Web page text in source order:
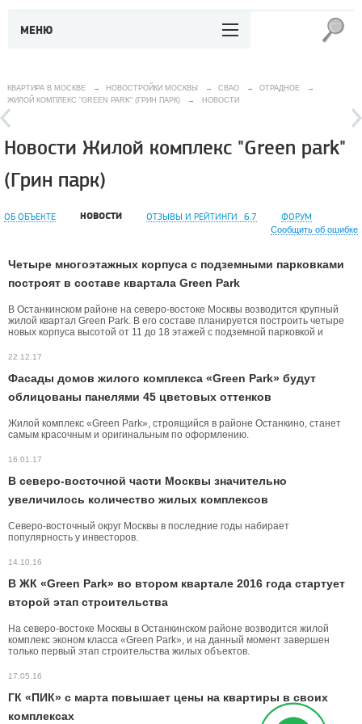
МЕНЮ
КВАРТИРА В МОСКВЕ → НОВОСТРОЙКИ МОСКВЫ → СВАО → ОТРАДНОЕ
→
ЖИЛОЙ КОМПЛЕКС "GREEN PARK" (ГРИН ПАРК)
→ НОВОСТИ
Новости Жилой комплекс "Green park"
(Грин парк)
ОБ ОБЪЕКТЕ НОВОСТИ ОТЗЫВЫ И РЕЙТИНГИ 6.7 ФОРУМ
Сообщить об ошибке
Четыре многоэтажных корпуса с подземными парковками
построят в составе квартала Green Park
В Останкинском районе на северо-востоке Москвы возводится крупный
жилой квартал Green Park. В его составе планируется построить четыре
новых корпуса высотой от 11 до 18 этажей с подземной парковкой и
22.12.17
Фасады домов жилого комплекса «Green Park» будут
облицованы панелями 45 цветовых оттенков
Жилой комплекс «Green Park», строящийся в районе Останкино, станет
самым красочным и оригинальным по оформлению.
16.01.17
В северо-восточной части Москвы значительно
увеличилось количество жилых комплексов
Северо-восточный округ Москвы в последние годы набирает
популярность у инвесторов.
14.10.16
В ЖК «Green Park» во втором квартале 2016 года стартует
второй этап строительства
На северо-востоке Москвы в Останкинском районе возводится жилой
комплекс эконом класса «Green Park», и на данный момент завершен
только первый этап строительства жилых объектов.
17.05.16
ГК «ПИК» с марта повышает цены на квартиры в своих
комплексах